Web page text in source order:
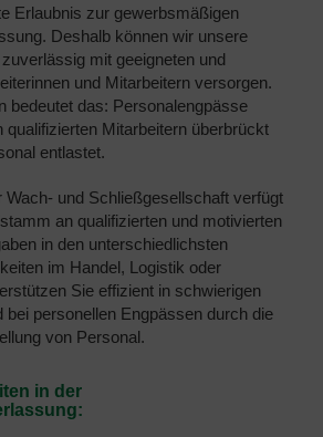
Erlaubnis zur gewerbsmäßigen
Deshalb können wir unsere
mit geeigneten und
und Mitarbeitern versorgen.
bedeutet das: Personalengpässe
qualifizierten Mitarbeitern überbrückt
entlastet.
Wach- und Schließgesellschaft verfügt
an qualifizierten und motivierten
in den unterschiedlichsten
im Handel, Logistik oder
Sie effizient in schwierigen
bei personellen Engpässen durch die
von Personal.
in der